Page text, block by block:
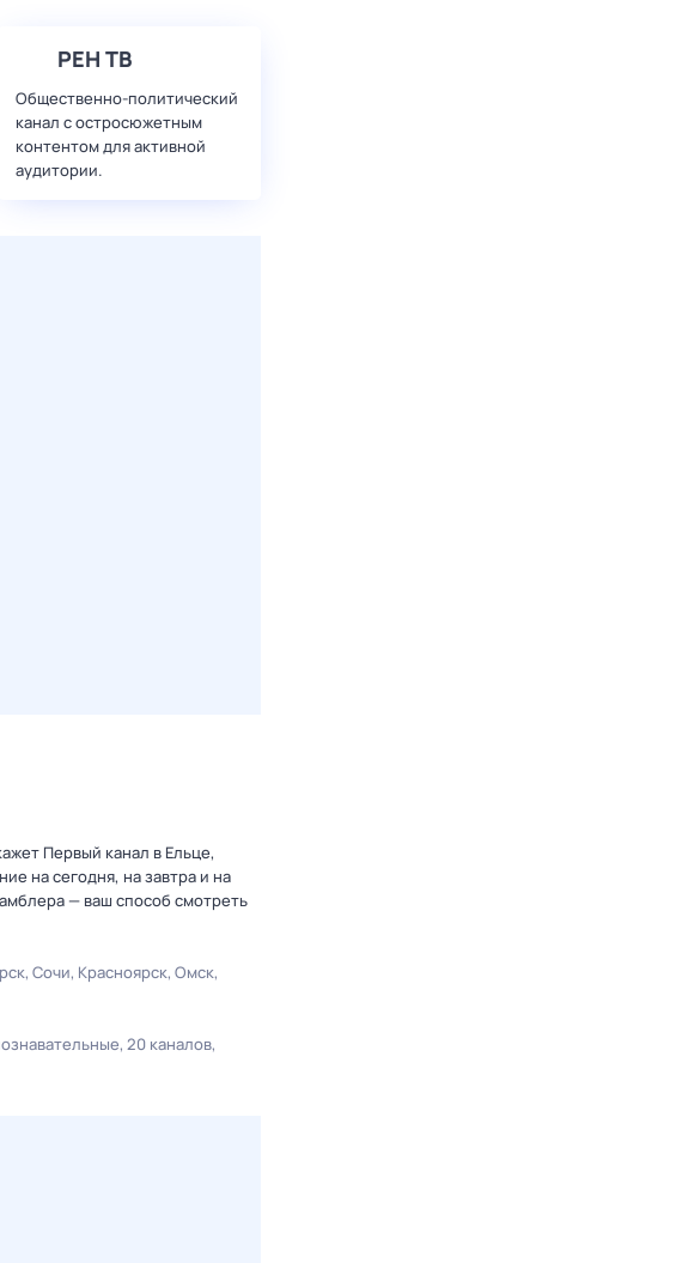
РЕН ТВ
Общественно-политический
канал с остросюжетным
контентом для активной
аудитории.
Первый канал в Ельце,
на сегодня, на завтра и на
— ваш способ смотреть
Сочи Красноярск Омск
20 каналов